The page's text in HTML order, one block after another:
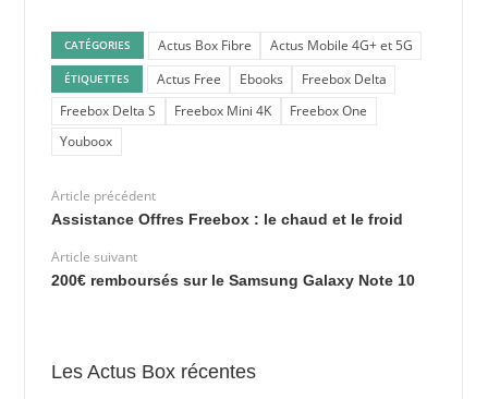
CATÉGORIES Actus Box Fibre Actus Mobile 4G+ et 5G
ÉTIQUETTES Actus Free Ebooks
Freebox Delta
Freebox Delta S
Freebox Mini 4K
Freebox One
Youboox
Article précédent
Assistance Offres Freebox : le chaud et le froid
Article suivant
200€ remboursés sur le Samsung Galaxy Note 10
Les Actus Box récentes